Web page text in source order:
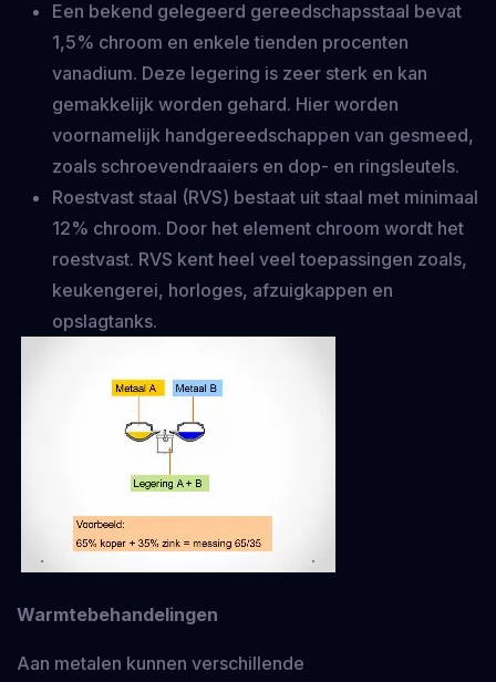
Een bekend gelegeerd gereedschapsstaal bevat
1,5% chroom en enkele tienden procenten
vanadium. Deze legering is zeer sterk en kan
gemakkelijk worden gehard. Hier worden
voornamelijk handgereedschappen van gesmeed,
zoals schroevendraaiers en dop- en ringsleutels.
Roestvast staal (RVS) bestaat uit staal met minimaal
12% chroom. Door het element chroom wordt het
roestvast. RVS kent heel veel toepassingen zoals,
keukengerei, horloges, afzuigkappen en
opslagtanks.
Warmtebehandelingen
Aan metalen kunnen verschillende